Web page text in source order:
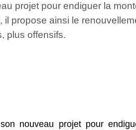
projet pour endiguer la
il propose ainsi le
plus offensifs.
nouveau projet pour